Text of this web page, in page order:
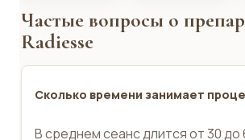
Частые вопросы о
Radiesse
Сколько времени занимает
В среднем сеанс длится от 30 до